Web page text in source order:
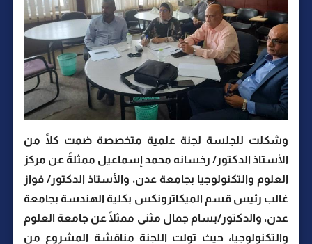
وشكلت للجلسة لجنة علمية متخصصة ضمت كلًا من
الأستاذ الدكتور/ رخسانه محمد إسماعيل ممثلةً عن مركز
العلوم والتكنولوجيا بجامعة عدن، والأستاذ الدكتور/ فواز
غالب رئيس قسم الميكاترونكس بكلية الهندسة بجامعة
عدن، والدكتور/بسام جمال مثنى ممثلًا عن جامعة العلوم
والتكنولوجيا، حيث تولت اللجنة مناقشة المشروع من